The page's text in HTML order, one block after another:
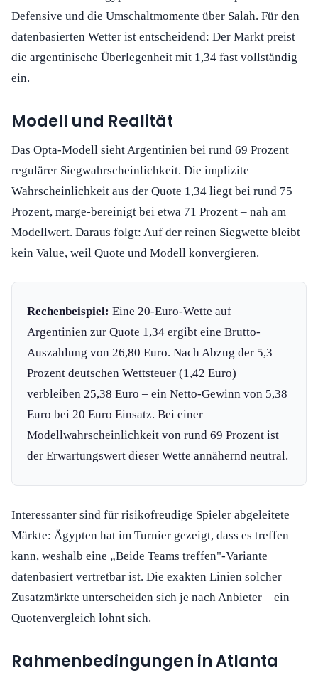
Defensive und die Umschaltmomente über Salah. Für den
datenbasierten Wetter ist entscheidend: Der Markt preist
die argentinische Überlegenheit mit 1,34 fast vollständig
ein.
Modell und Realität
Das Opta-Modell sieht Argentinien bei rund 69 Prozent
regulärer Siegwahrscheinlichkeit. Die implizite
Wahrscheinlichkeit aus der Quote 1,34 liegt bei rund 75
Prozent, marge-bereinigt bei etwa 71 Prozent – nah am
Modellwert. Daraus folgt: Auf der reinen Siegwette bleibt
kein Value, weil Quote und Modell konvergieren.
Rechenbeispiel: Eine 20-Euro-Wette auf
Argentinien zur Quote 1,34 ergibt eine Brutto-
Auszahlung von 26,80 Euro. Nach Abzug der 5,3
Prozent deutschen Wettsteuer (1,42 Euro)
verbleiben 25,38 Euro – ein Netto-Gewinn von 5,38
Euro bei 20 Euro Einsatz. Bei einer
Modellwahrscheinlichkeit von rund 69 Prozent ist
der Erwartungswert dieser Wette annähernd neutral.
Interessanter sind für risikofreudige Spieler abgeleitete
Märkte: Ägypten hat im Turnier gezeigt, dass es treffen
kann, weshalb eine „Beide Teams treffen"-Variante
datenbasiert vertretbar ist. Die exakten Linien solcher
Zusatzmärkte unterscheiden sich je nach Anbieter – ein
Quotenvergleich lohnt sich.
Rahmenbedingungen in Atlanta